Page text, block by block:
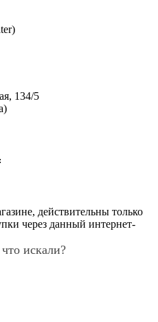
134/5
действительны только
через данный интернет-
искали?